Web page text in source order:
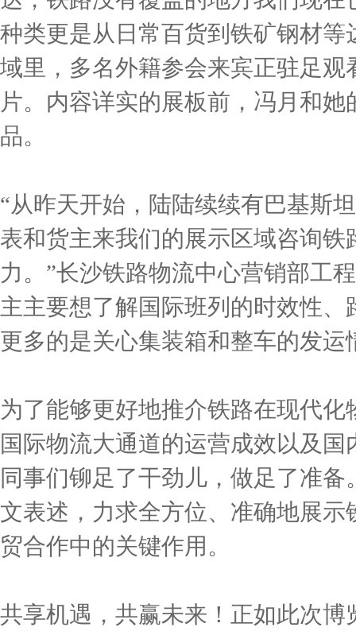
种类更是从日常百货到铁矿钢材
域里，多名外籍参会来宾正驻足
片。内容详实的展板前，冯月和
品。
“从昨天开始，陆陆续续有巴基斯
表和货主来我们的展示区域咨询
力。”长沙铁路物流中心营销部工
主主要想了解国际班列的时效性
更多的是关心集装箱和整车的发
为了能够更好地推介铁路在现代
国际物流大通道的运营成效以及
同事们铆足了干劲儿，做足了准
文表述，力求全方位、准确地展示
贸合作中的关键作用。
共享机遇，共赢未来！正如此次博